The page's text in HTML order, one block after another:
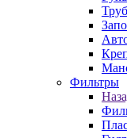
Фильтры